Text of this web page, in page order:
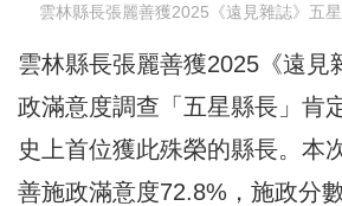
雲林縣長張麗善獲2025《遠見雜誌》五
雲林縣長張麗善獲2025《遠見
政滿意度調查「五星縣長」肯
史上首位獲此殊榮的縣長。本
善施政滿意度72.8%，施政分